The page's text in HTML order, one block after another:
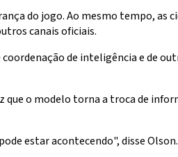
do jogo. Ao mesmo tempo, as
canais oficiais.
de inteligência e de
que o modelo torna a troca de
estar acontecendo", disse Olson.